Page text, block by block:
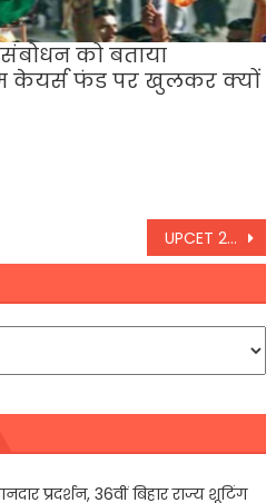
संबोधन को बताया
केयर्स फंड पर खुलकर क्यों
UPCET 2021: यूपीसीईटी 2021 के लिए आवेदन करने की आज आखिरी तारीख
प्रदर्शन, 36वीं बिहार राज्य शूटिंग